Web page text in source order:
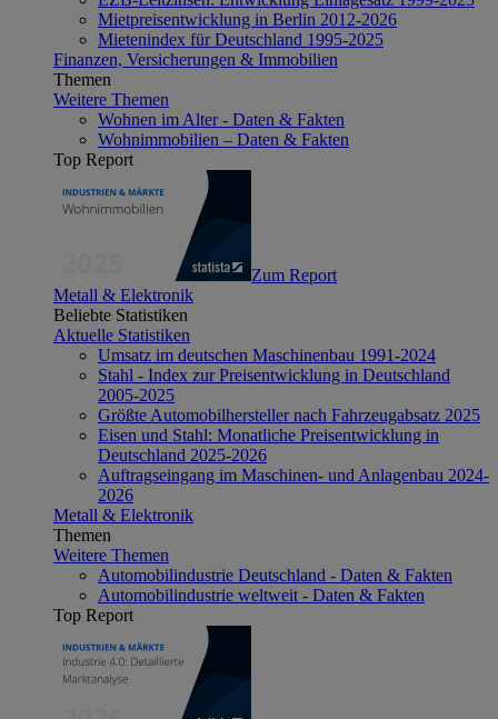
Mietpreisentwicklung in Berlin 2012-2026
Mietenindex für Deutschland 1995-2025
Finanzen, Versicherungen & Immobilien
Themen
Weitere Themen
Wohnen im Alter - Daten & Fakten
Wohnimmobilien – Daten & Fakten
Top Report
Zum Report
Metall & Elektronik
Beliebte Statistiken
Aktuelle Statistiken
Umsatz im deutschen Maschinenbau 1991-2024
Stahl - Index zur Preisentwicklung in Deutschland
2005-2025
Größte Automobilhersteller nach Fahrzeugabsatz 2025
Eisen und Stahl: Monatliche Preisentwicklung in
Deutschland 2025-2026
Auftragseingang im Maschinen- und Anlagenbau 2024-
2026
Metall & Elektronik
Themen
Weitere Themen
Automobilindustrie Deutschland - Daten & Fakten
Automobilindustrie weltweit - Daten & Fakten
Top Report